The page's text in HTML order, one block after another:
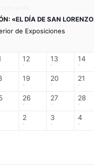
«EL DÍA DE SAN
de Exposiciones
12 13 14
19 20 21
26 27 28
2 3 4